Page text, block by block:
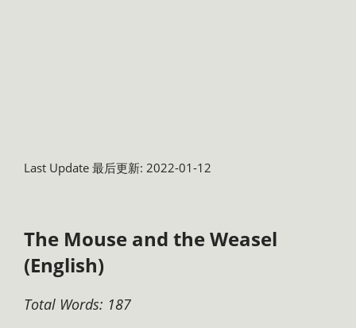
Last Update 最后更新: 2022-01-12
The Mouse and the Weasel
(English)
Total Words: 187